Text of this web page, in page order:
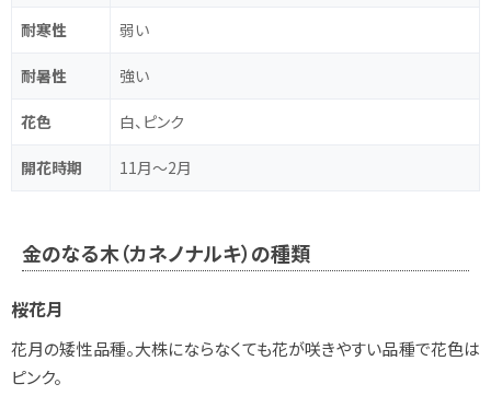
耐寒性 弱い
耐暑性 強い
花色 白、ピンク
開花時期 11月～2月
金のなる木（カネノナルキ）の種類
桜花月
花月の矮性品種。大株にならなくても花が咲きやすい品種で花色は
ピンク。